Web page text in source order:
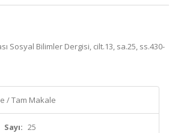
Sosyal Bilimler Dergisi, cilt.13, sa.25, ss.430-
/ Tam Makale
Sayı: 25